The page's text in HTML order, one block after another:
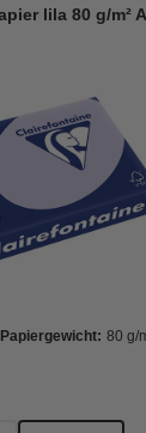
lila 80 g/m²
Papiergewicht: 80 g/